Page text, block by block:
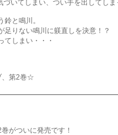
いてしまい、つい手を出してしま
と鳴川。
足りない鳴川に躾直しを決意！？
てしまい・・・
、第2巻☆
がついに発売です！